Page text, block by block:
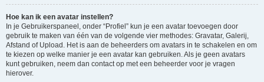
Hoe kan ik een avatar instellen?
In je Gebruikerspaneel, onder “Profiel” kun je een avatar toevoegen door
gebruik te maken van één van de volgende vier methodes: Gravatar, Galerij,
Afstand of Upload. Het is aan de beheerders om avatars in te schakelen en om
te kiezen op welke manier je een avatar kan gebruiken. Als je geen avatars
kunt gebruiken, neem dan contact op met een beheerder voor je vragen
hierover.